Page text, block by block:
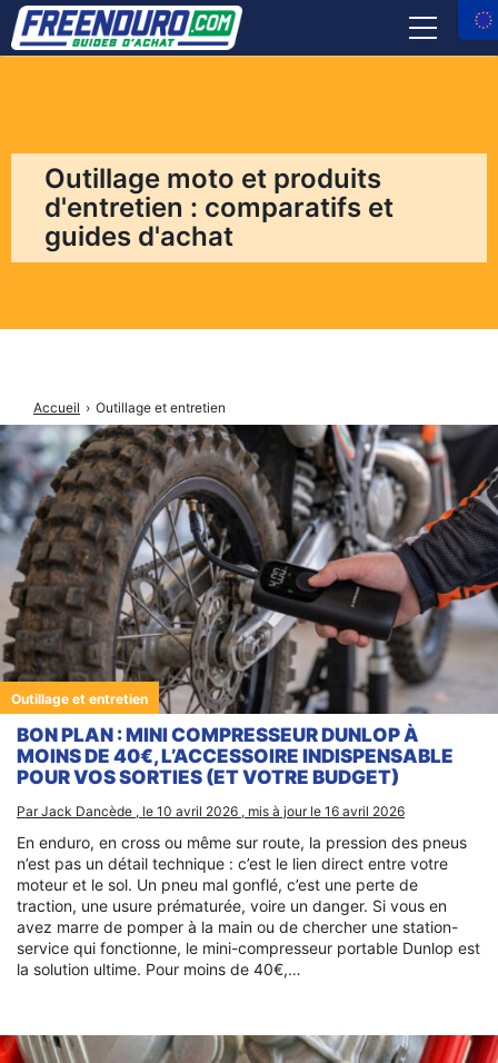
Outillage moto et produits
d'entretien : comparatifs et
guides d'achat
Accueil › Outillage et entretien
Outillage et entretien
BON PLAN : MINI COMPRESSEUR DUNLOP À
MOINS DE 40€, L’ACCESSOIRE INDISPENSABLE
POUR VOS SORTIES (ET VOTRE BUDGET)
Par Jack Dancède , le 10 avril 2026 , mis à jour le 16 avril 2026
En enduro, en cross ou même sur route, la pression des pneus
n’est pas un détail technique : c’est le lien direct entre votre
moteur et le sol. Un pneu mal gonflé, c’est une perte de
traction, une usure prématurée, voire un danger. Si vous en
avez marre de pomper à la main ou de chercher une station-
service qui fonctionne, le mini-compresseur portable Dunlop est
la solution ultime. Pour moins de 40€,…
OUTILLAGE ET ENTRETIEN
ASSURANCE
Freenduro
Freenduro
Freenduro
Freenduro
Feenduro